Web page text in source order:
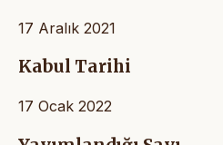
17 Aralık 2021
Kabul Tarihi
17 Ocak 2022